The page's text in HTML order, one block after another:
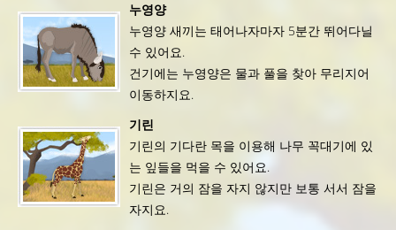
누영양
누영양 새끼는 태어나자마자 5분간 뛰어다닐
수 있어요.
건기에는 누영양은 물과 풀을 찾아 무리지어
이동하지요.
기린
기린의 기다란 목을 이용해 나무 꼭대기에 있
는 잎들을 먹을 수 있어요.
기린은 거의 잠을 자지 않지만 보통 서서 잠을
자지요.